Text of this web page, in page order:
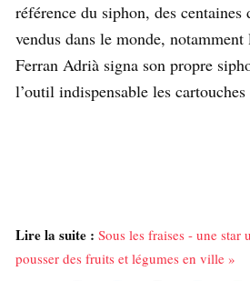
référence du siphon, des
vendus dans le monde,
Ferran Adrià signa son propre
l’outil indispensable les
Lire la suite : Sous les fraises - une
pousser des fruits et légumes en ville »